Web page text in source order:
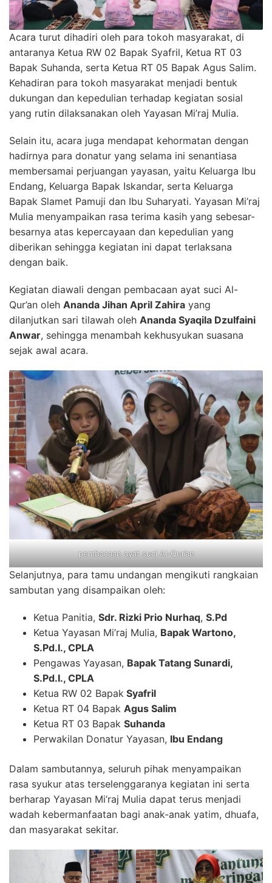
Acara turut dihadiri oleh para tokoh masyarakat, di
antaranya Ketua RW 02 Bapak Syafril, Ketua RT 03
Bapak Suhanda, serta Ketua RT 05 Bapak Agus Salim.
Kehadiran para tokoh masyarakat menjadi bentuk
dukungan dan kepedulian terhadap kegiatan sosial
yang rutin dilaksanakan oleh Yayasan Mi’raj Mulia.
Selain itu, acara juga mendapat kehormatan dengan
hadirnya para donatur yang selama ini senantiasa
membersamai perjuangan yayasan, yaitu Keluarga Ibu
Endang, Keluarga Bapak Iskandar, serta Keluarga
Bapak Slamet Pamuji dan Ibu Suharyati. Yayasan Mi’raj
Mulia menyampaikan rasa terima kasih yang sebesar-
besarnya atas kepercayaan dan kepedulian yang
diberikan sehingga kegiatan ini dapat terlaksana
dengan baik.
Kegiatan diawali dengan pembacaan ayat suci Al-
Qur’an oleh Ananda Jihan April Zahira yang
dilanjutkan sari tilawah oleh Ananda Syaqila Dzulfaini
Anwar, sehingga menambah kekhusyukan suasana
sejak awal acara.
pembacaan ayat suci Al-Qur’an
Selanjutnya, para tamu undangan mengikuti rangkaian
sambutan yang disampaikan oleh:
Ketua Panitia, Sdr. Rizki Prio Nurhaq, S.Pd
Ketua Yayasan Mi’raj Mulia, Bapak Wartono,
S.Pd.I., CPLA
Pengawas Yayasan, Bapak Tatang Sunardi,
S.Pd.I., CPLA
Ketua RW 02 Bapak Syafril
Ketua RT 04 Bapak Agus Salim
Ketua RT 03 Bapak Suhanda
Perwakilan Donatur Yayasan, Ibu Endang
Dalam sambutannya, seluruh pihak menyampaikan
rasa syukur atas terselenggaranya kegiatan ini serta
berharap Yayasan Mi’raj Mulia dapat terus menjadi
wadah kebermanfaatan bagi anak-anak yatim, dhuafa,
dan masyarakat sekitar.